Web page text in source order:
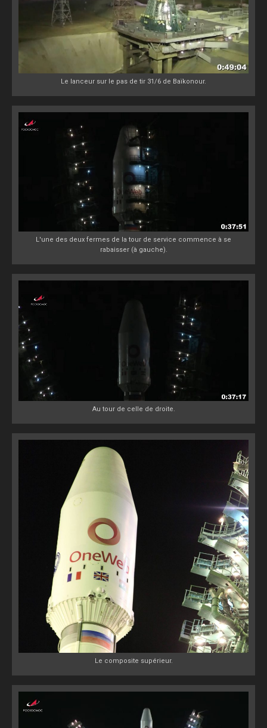
Le lanceur sur le pas de tir 31/6 de Baïkonour.
L'une des deux fermes de la tour de service commence à se
rabaisser (à gauche).
Au tour de celle de droite.
Le composite supérieur.